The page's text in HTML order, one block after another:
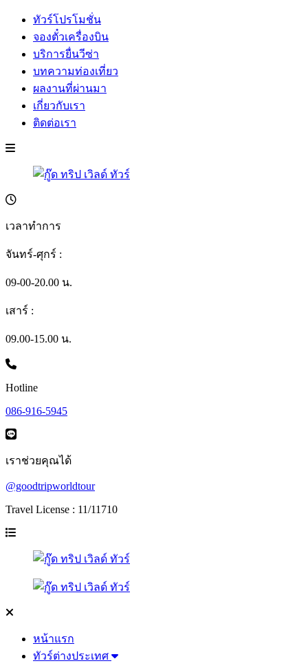
ทัวร์โปรโมชั่น
จองตั๋วเครื่องบิน
บริการยื่นวีซ่า
บทความท่องเที่ยว
ผลงานที่ผ่านมา
เกี่ยวกับเรา
ติดต่อเรา
เวลาทำการ
จันทร์-ศุกร์ :
09-00-20.00 น.
เสาร์ :
09.00-15.00 น.
Hotline
086-916-5945
เราช่วยคุณได้
@goodtripworldtour
Travel License : 11/11710
หน้าแรก
ทัวร์ต่างประเทศ